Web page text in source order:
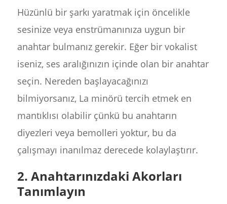
Hüzünlü bir şarkı yaratmak için öncelikle
sesinize veya enstrümanınıza uygun bir
anahtar bulmanız gerekir. Eğer bir vokalist
iseniz, ses aralığınızın içinde olan bir anahtar
seçin. Nereden başlayacağınızı
bilmiyorsanız, La minörü tercih etmek en
mantıklısı olabilir çünkü bu anahtarın
diyezleri veya bemolleri yoktur, bu da
çalışmayı inanılmaz derecede kolaylaştırır.
2. Anahtarınızdaki Akorları
Tanımlayın